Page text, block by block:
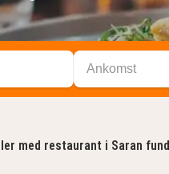
Ankomst
med restaurant i Saran